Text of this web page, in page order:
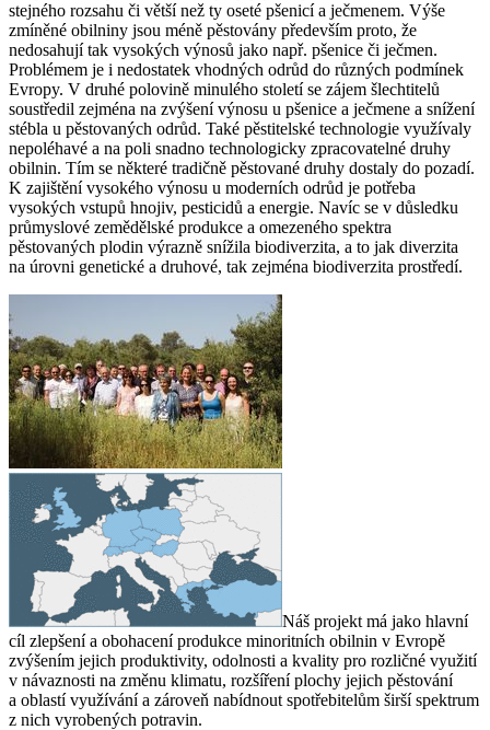
stejného rozsahu či větší než ty oseté pšenicí a ječmenem. Výše
zmíněné obilniny jsou méně pěstovány především proto, že
nedosahují tak vysokých výnosů jako např. pšenice či ječmen.
Problémem je i nedostatek vhodných odrůd do různých podmínek
Evropy. V druhé polovině minulého století se zájem šlechtitelů
soustředil zejména na zvýšení výnosu u pšenice a ječmene a snížení
stébla u pěstovaných odrůd. Také pěstitelské technologie využívaly
nepoléhavé a na poli snadno technologicky zpracovatelné druhy
obilnin. Tím se některé tradičně pěstované druhy dostaly do pozadí.
K zajištění vysokého výnosu u moderních odrůd je potřeba
vysokých vstupů hnojiv, pesticidů a energie. Navíc se v důsledku
průmyslové zemědělské produkce a omezeného spektra
pěstovaných plodin výrazně snížila biodiverzita, a to jak diverzita
na úrovni genetické a druhové, tak zejména biodiverzita prostředí.
Náš projekt má jako hlavní
cíl zlepšení a obohacení produkce minoritních obilnin v Evropě
zvýšením jejich produktivity, odolnosti a kvality pro rozličné využití
v návaznosti na změnu klimatu, rozšíření plochy jejich pěstování
a oblastí využívání a zároveň nabídnout spotřebitelům širší spektrum
z nich vyrobených potravin.